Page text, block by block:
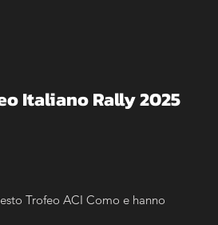
Italiano Rally 2025
Trofeo ACI Como e hanno